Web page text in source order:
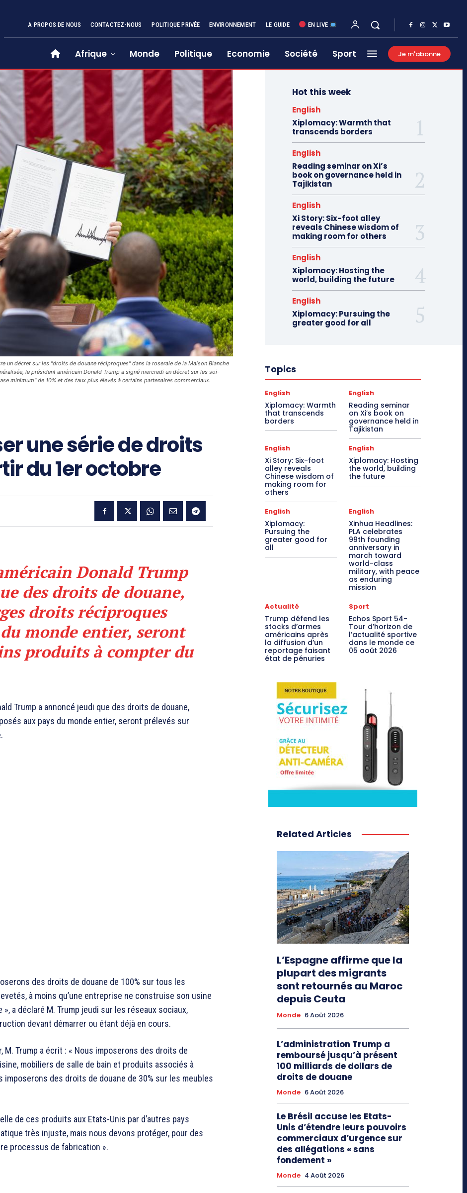
A PROPOS DE NOUS CONTACTEZ-NOUS POLITIQUE PRIVÉE ENVIRONNEMENT LE GUIDE EN LIVE
Afrique Monde Politique Economie Société Sport Je m'abonne
un décret sur les "droits de douane réciproques" dans la roseraie de la Maison Blanche
le président américain Donald Trump a signé mercredi un décret sur les soi-
minimum" de 10% et des taux plus élevés à certains partenaires commerciaux.
une série de droits
du 1er octobre
Donald Trump
des droits de douane,
droits réciproques
monde entier, seront
produits à compter du
Trump a annoncé jeudi que des droits de douane,
aux pays du monde entier, seront prélevés sur
des droits de douane de 100% sur tous les
à moins qu’une entreprise ne construise son usine
a déclaré M. Trump jeudi sur les réseaux sociaux,
devant démarrer ou étant déjà en cours.
M. Trump a écrit : « Nous imposerons des droits de
mobiliers de salle de bain et produits associés à
des droits de douane de 30% sur les meubles
de ces produits aux Etats-Unis par d’autres pays
très injuste, mais nous devons protéger, pour des
processus de fabrication ».
Hot this week
English
Xiplomacy: Warmth that
transcends borders
English
Reading seminar on Xi’s
book on governance held in
Tajikistan
English
Xi Story: Six-foot alley
reveals Chinese wisdom of
making room for others
English
Xiplomacy: Hosting the
world, building the future
English
Xiplomacy: Pursuing the
greater good for all
Topics
English
Xiplomacy: Warmth
that transcends
borders
English
Reading seminar
on Xi’s book on
governance held in
Tajikistan
English
Xi Story: Six-foot
alley reveals
Chinese wisdom of
making room for
others
English
Xiplomacy: Hosting
the world, building
the future
English
Xiplomacy:
Pursuing the
greater good for
all
English
Xinhua Headlines:
PLA celebrates
99th founding
anniversary in
march toward
world-class
military, with peace
as enduring
mission
Actualité
Trump défend les
stocks d’armes
américains après
la diffusion d’un
reportage faisant
état de pénuries
Sport
Echos Sport 54-
Tour d’horizon de
l’actualité sportive
dans le monde ce
05 août 2026
Related Articles
L’Espagne affirme que la
plupart des migrants
sont retournés au Maroc
depuis Ceuta
Monde 6 Août 2026
L’administration Trump a
remboursé jusqu’à présent
100 milliards de dollars de
droits de douane
Monde 6 Août 2026
Le Brésil accuse les Etats-
Unis d’étendre leurs pouvoirs
commerciaux d’urgence sur
des allégations « sans
fondement »
Monde 4 Août 2026